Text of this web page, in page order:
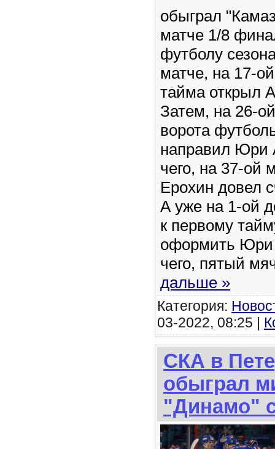
обыграл
матче 1/8
футболу
матче, на 17-
тайма открыл
Затем, на 26-
ворота
направил Юри
чего, на 37-ой
Ерохин довел
А уже на 1-ой
к первому
оформить Юри
чего, пятый
дальше »
Категория:
03-2022, 08:25 |
СКА в
обыграл
"Динамо"